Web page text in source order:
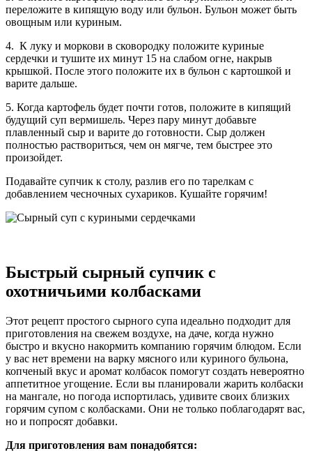
переложите в кипящую воду или бульон. Бульон может быть
овощным или куриным.
4. К луку и моркови в сковородку положите куриные
сердечки и тушите их минут 15 на слабом огне, накрыв
крышкой. После этого положите их в бульон с картошкой и
варите дальше.
5. Когда картофель будет почти готов, положите в кипящий
будущий суп вермишель. Через пару минут добавьте
плавленный сыр и варите до готовности. Сыр должен
полностью раствориться, чем он мягче, тем быстрее это
произойдет.
Подавайте супчик к столу, разлив его по тарелкам с
добавлением чесночных сухариков. Кушайте горячим!
Быстрый сырный супчик с
охотничьими колбасками
Этот рецепт простого сырного супа идеально подходит для
приготовления на свежем воздухе, на даче, когда нужно
быстро и вкусно накормить компанию горячим блюдом. Если
у вас нет времени на варку мясного или куриного бульона,
копченый вкус и аромат колбасок помогут создать невероятно
аппетитное угощение. Если вы планировали жарить колбаски
на мангале, но погода испортилась, удивите своих близких
горячим супом с колбасками. Они не только поблагодарят вас,
но и попросят добавки.
Для приготовления вам понадобятся: